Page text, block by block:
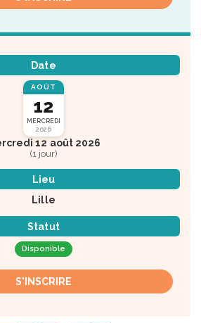
Date
AOÛT
12
MERCREDI
2026
12 août 2026
(1 jour)
Lieu
Lille
Statut
Disponible
S'INSCRIRE